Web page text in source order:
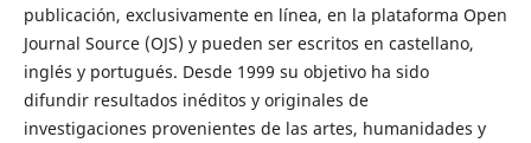
publicación, exclusivamente en línea, en la plataforma Open
Journal Source (OJS) y pueden ser escritos en castellano,
inglés y portugués. Desde 1999 su objetivo ha sido
difundir resultados inéditos y originales de
investigaciones provenientes de las artes, humanidades y